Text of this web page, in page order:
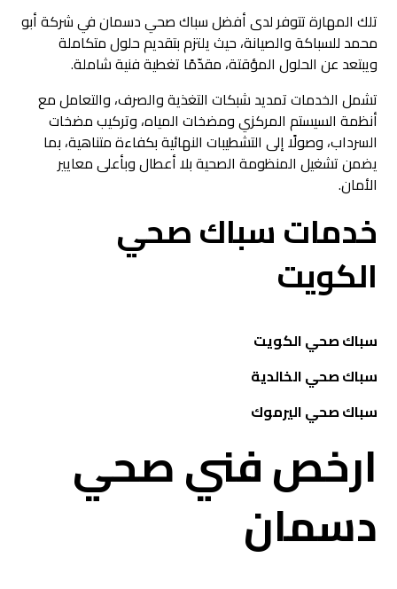
تلك المهارة تتوفر لدى أفضل سباك صحي دسمان في شركة أبو
محمد للسباكة والصيانة، حيث يلتزم بتقديم حلول متكاملة
ويبتعد عن الحلول المؤقتة، مقدّمًا تغطية فنية شاملة.
تشمل الخدمات تمديد شبكات التغذية والصرف، والتعامل مع
أنظمة السيستم المركزي ومضخات المياه، وتركيب مضخات
السرداب، وصولًا إلى التشطيبات النهائية بكفاءة متناهية، بما
يضمن تشغيل المنظومة الصحية بلا أعطال وبأعلى معايير
الأمان.
خدمات سباك صحي
الكويت
سباك صحي الكويت
سباك صحي الخالدية
سباك صحي اليرموك
ارخص فني صحي
دسمان